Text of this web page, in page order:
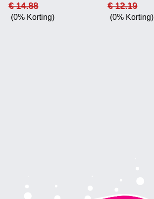
€ 14.88
(0% Korting)
€ 12.19
(0% Korting)